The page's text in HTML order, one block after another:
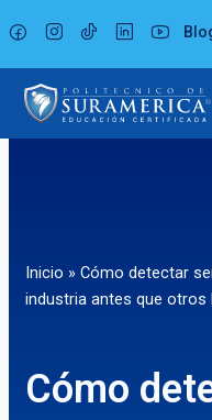
al
contenido
Inicio » Cómo detectar
industria antes que otros
Cómo